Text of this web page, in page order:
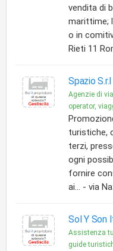
vendita di
marittime;
o in
Rieti 11
Spazio S.r.l
Agenzie di
operator,
turistiche,
terzi,
ogni
fornire
ai... - via
Sol Y Son
Assistenza
guide